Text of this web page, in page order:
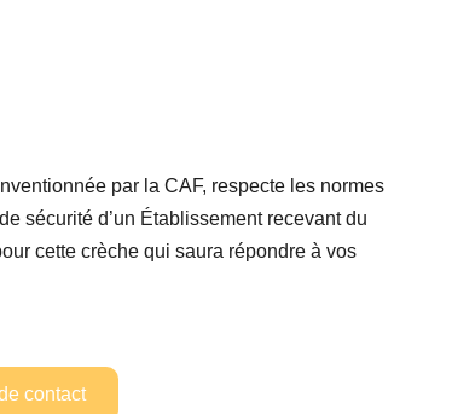
par la CAF, respecte les normes
sécurité d’un Établissement recevant du
cette crèche qui saura répondre à vos
contact